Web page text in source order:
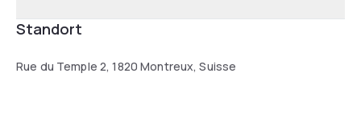
Standort
Rue du Temple 2, 1820 Montreux, Suisse